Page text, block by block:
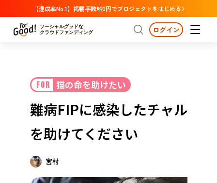
【達成率No.1】掲載手数料0円でプロジェクトをはじめる
ソーシャルグッドな
クラウドファンディング
プロジェクトからさがす
カテゴリーからさがす 国際協力
医療・福祉
人権・マイノリティ
注目 新着
支援金額が多い
支援人数が多い
終了日が近い
カテゴリーからさがす
国際協力 医療・福祉
子ども・教育
環境・エシカル
社会貢献
ログイン
FOR 猫の命を助けたい
難病FIPに感染したチャル
を助けてください
宮村